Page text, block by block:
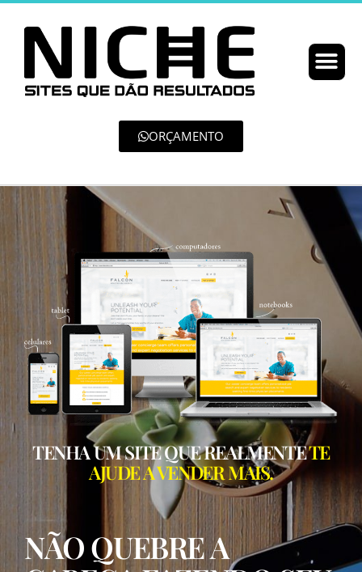
ORÇAMENTO
TENHA UM SITE QUE REALMENTETE
AJUDE A VENDER MAIS.
NÃO QUEBRE A